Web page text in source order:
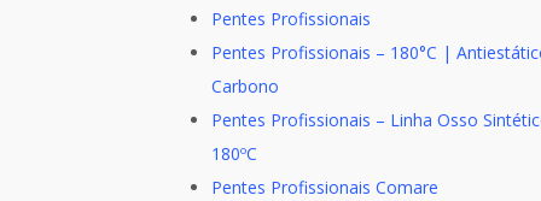
Pentes Profissionais
Pentes Profissionais – 180°C |
Carbono
Pentes Profissionais – Linha Osso
180ºC
Pentes Profissionais Comare